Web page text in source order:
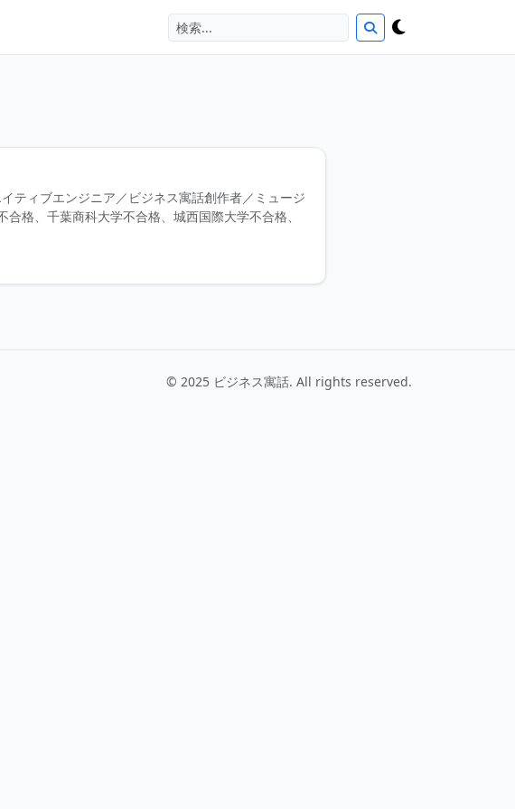
ィブエンジニア／ビジネス寓話創作者／ミュージ
格、千葉商科大学不合格、城西国際大学不合格、
© 2025 ビジネス寓話. All rights reserved.